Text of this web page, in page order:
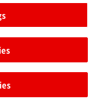
ることで人々とつな
ないからこそ提供
テンシャルの高さ